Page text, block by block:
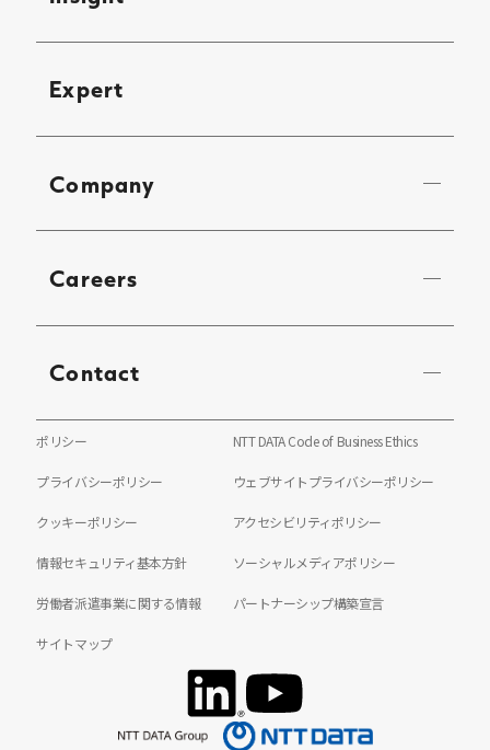
Expert
Company
Careers
Contact
ポリシー NTT DATA Code of Business Ethics
プライバシーポリシー ウェブサイトプライバシーポリシー
クッキーポリシー アクセシビリティポリシー
情報セキュリティ基本方針 ソーシャルメディアポリシー
労働者派遣事業に関する情報 パートナーシップ構築宣言
サイトマップ